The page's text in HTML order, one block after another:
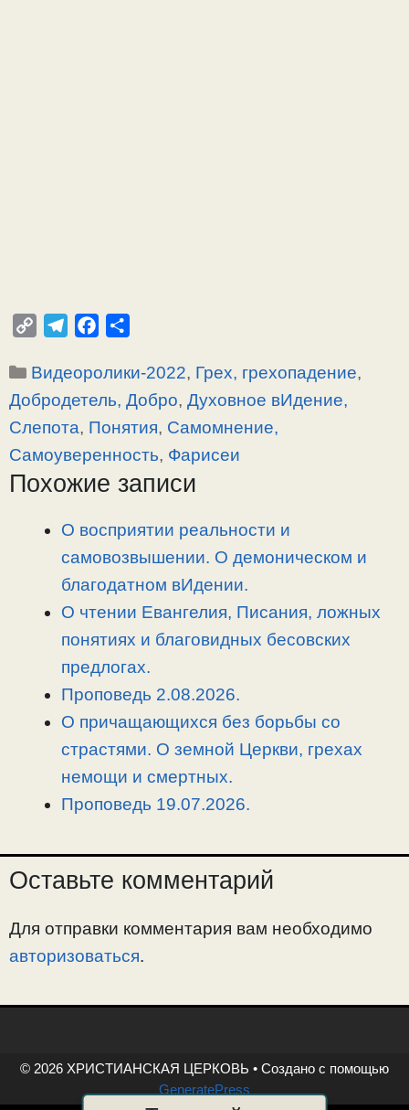
p
y
k
l
e
m
c
e
b
k
п
р
т
Рубрики
Видеоролики-2022, Грех, грехопадение,
Добродетель, Добро, Духовное вИдение,
Слепота, Понятия, Самомнение,
Самоуверенность, Фарисеи
Похожие записи
О восприятии реальности и
самовозвышении. О демоническом и
благодатном вИдении.
О чтении Евангелия, Писания, ложных
понятиях и благовидных бесовских
предлогах.
Проповедь 2.08.2026.
О причащающихся без борьбы со
страстями. О земной Церкви, грехах
немощи и смертных.
Проповедь 19.07.2026.
Оставьте комментарий
Для отправки комментария вам необходимо
авторизоваться.
© 2026 ХРИСТИАНСКАЯ ЦЕРКОВЬ • Создано с помощью
GeneratePress